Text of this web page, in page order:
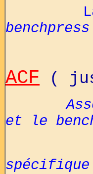
ACF (
et le